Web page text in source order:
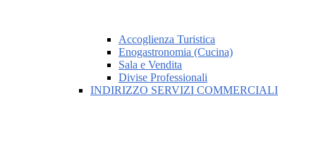
Accoglienza Turistica
Enogastronomia (Cucina)
Sala e Vendita
Divise Professionali
INDIRIZZO SERVIZI COMMERCIALI